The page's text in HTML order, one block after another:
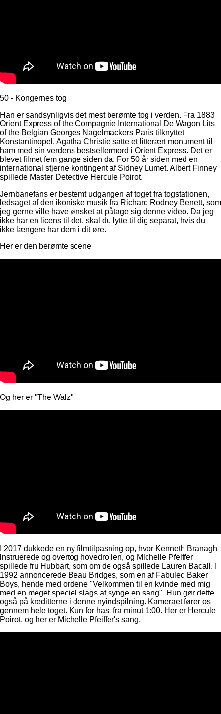
50 - Kongernes tog
Han er sandsynligvis det mest berømte tog i verden. Fra 1883
Orient Express of the Compagnie International De Wagon Lits
of the Belgian Georges Nagelmackers Paris tilknyttet
Konstantinopel. Agatha Christie satte et litterært monument til
ham med sin verdens bestsellermord i Orient Express. Det er
blevet filmet fem gange siden da. For 50 år siden med en
international stjerne kontingent af Sidney Lumet. Albert Finney
spillede Master Detective Hercule Poirot.
Jernbanefans er bestemt udgangen af ​​toget fra togstationen,
ledsaget af den ikoniske musik fra Richard Rodney Benett, som
jeg gerne ville have ønsket at påtage sig denne video. Da jeg
ikke har en licens til det, skal du lytte til dig separat, hvis du
ikke længere har dem i dit øre.
Her er den berømte scene
Og her er "The Walz"
I 2017 dukkede en ny filmtilpasning op, hvor Kenneth Branagh
instruerede og overtog hovedrollen, og Michelle Pfeiffer
spillede fru Hubbart, som om de også spillede Lauren Bacall. I
1992 annoncerede Beau Bridges, som en af ​​Fabuled Baker
Boys, hende med ordene "Velkommen til en kvinde med mig
med en meget speciel slags at synge en sang". Hun gør dette
også på kreditterne i denne nyindspilning. Kameraet fører os
gennem hele toget. Kun for hast fra minut 1:00. Her er Hercule
Poirot, og her er Michelle Pfeiffer's sang.